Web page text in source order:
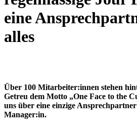
eine
alles
Über 100 Mitarbeiter:innen stehen
Getreu dem Motto „One Face to the
uns über eine einzige
Manager:in.